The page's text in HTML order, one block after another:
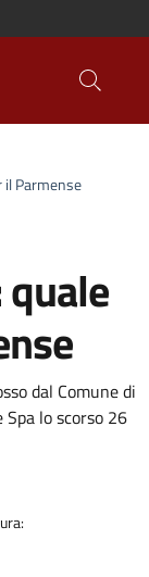
il Parmense
dal Comune di
lo scorso 26